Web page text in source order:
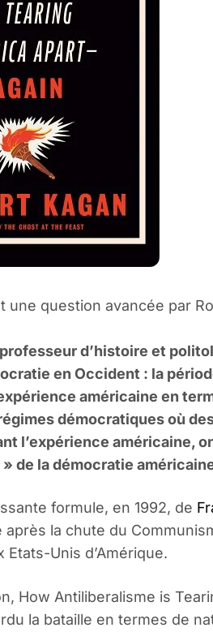
une question avancée par
d’histoire et
en Occident : la
américaine en
démocratiques où
l’expérience américaine,
de la démocratie
formule, en 1992, de
la chute du
Etats-Unis d’Amérique.
How Antiliberalisme is
la bataille en termes de